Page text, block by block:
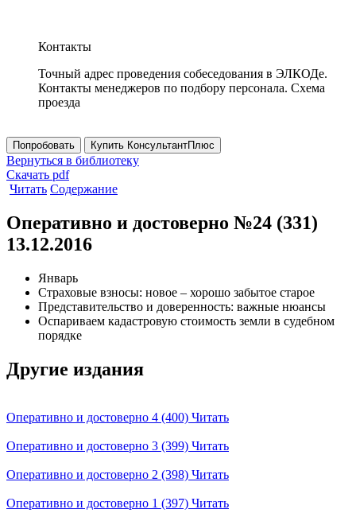
Контакты
Точный адрес проведения собеседования в ЭЛКОДе.
Контакты менеджеров по подбору персонала. Схема
проезда
Попробовать Купить КонсультантПлюс
Вернуться в библиотеку
Скачать pdf
Читать Содержание
Оперативно и достоверно №24 (331)
13.12.2016
Январь
Страховые взносы: новое – хорошо забытое старое
Представительство и доверенность: важные нюансы
Оспариваем кадастровую стоимость земли в судебном
порядке
Другие издания
Оперативно и достоверно 4 (400) Читать
Оперативно и достоверно 3 (399) Читать
Оперативно и достоверно 2 (398) Читать
Оперативно и достоверно 1 (397) Читать